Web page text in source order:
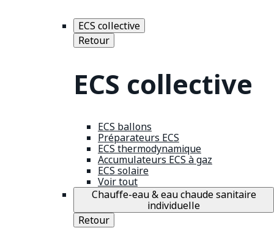
ECS collective
Retour
ECS collective
ECS ballons
Préparateurs ECS
ECS thermodynamique
Accumulateurs ECS à gaz
ECS solaire
Voir tout
Chauffe-eau & eau chaude sanitaire
individuelle
Retour